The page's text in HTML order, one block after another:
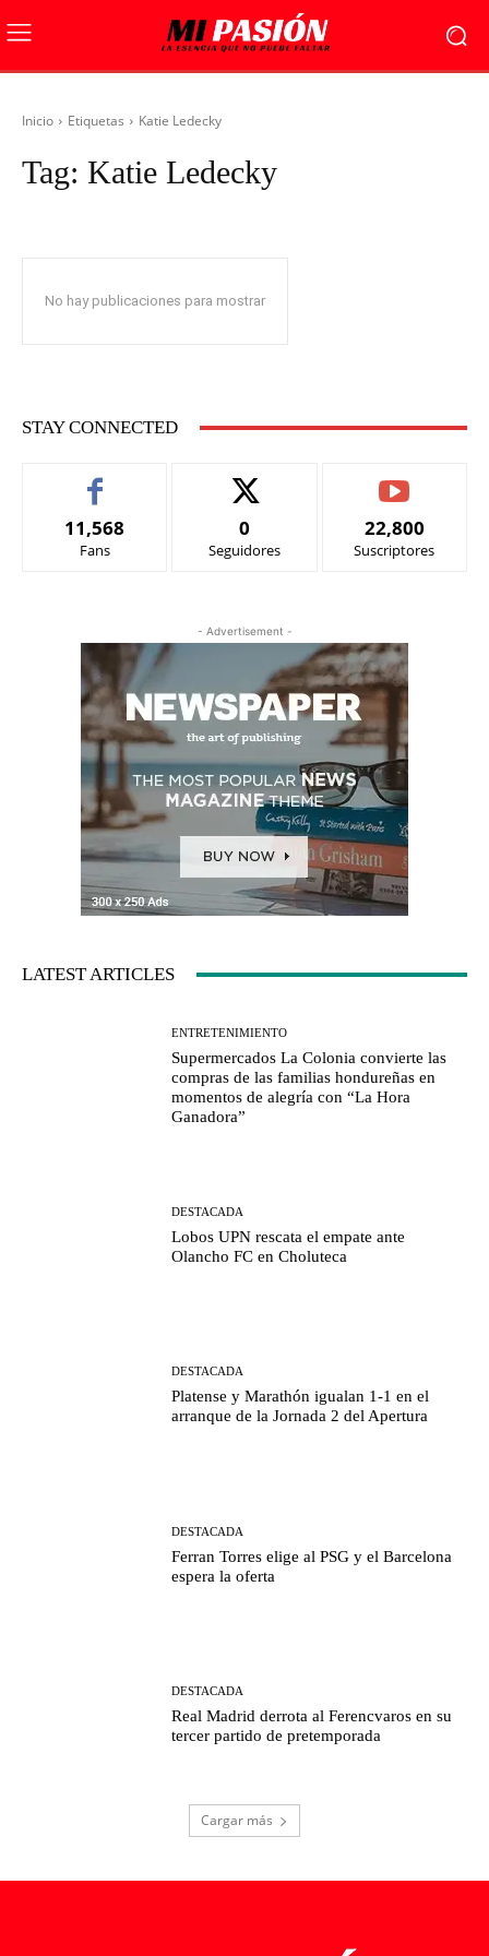
Inicio Etiquetas Katie Ledecky
Tag: Katie Ledecky
No hay publicaciones para mostrar
STAY CONNECTED
11,568
Fans
0
Seguidores
22,800
Suscriptores
- Advertisement -
LATEST ARTICLES
ENTRETENIMIENTO
Supermercados La Colonia convierte las
compras de las familias hondureñas en
momentos de alegría con “La Hora
Ganadora”
DESTACADA
Lobos UPN rescata el empate ante
Olancho FC en Choluteca
DESTACADA
Platense y Marathón igualan 1-1 en el
arranque de la Jornada 2 del Apertura
DESTACADA
Ferran Torres elige al PSG y el Barcelona
espera la oferta
DESTACADA
Real Madrid derrota al Ferencvaros en su
tercer partido de pretemporada
Cargar más